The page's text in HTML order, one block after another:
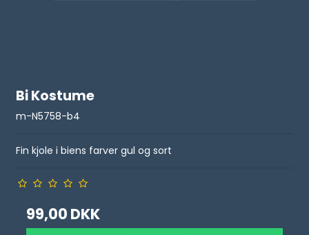
Bi Kostume
m-N5758-b4
Fin kjole i biens farver gul og sort
99,00 DKK